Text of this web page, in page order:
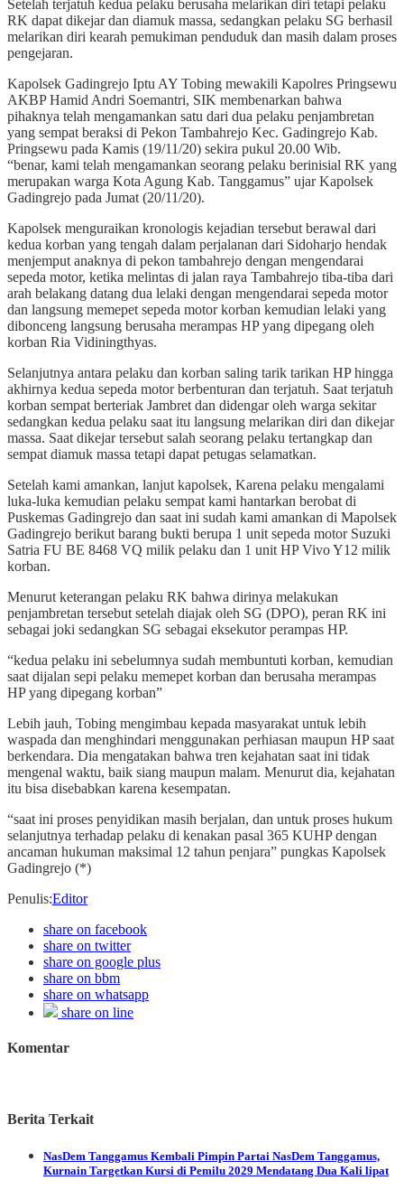
Setelah terjatuh kedua pelaku berusaha melarikan diri tetapi pelaku
RK dapat dikejar dan diamuk massa, sedangkan pelaku SG berhasil
melarikan diri kearah pemukiman penduduk dan masih dalam proses
pengejaran.
Kapolsek Gadingrejo Iptu AY Tobing mewakili Kapolres Pringsewu
AKBP Hamid Andri Soemantri, SIK membenarkan bahwa
pihaknya telah mengamankan satu dari dua pelaku penjambretan
yang sempat beraksi di Pekon Tambahrejo Kec. Gadingrejo Kab.
Pringsewu pada Kamis (19/11/20) sekira pukul 20.00 Wib.
“benar, kami telah mengamankan seorang pelaku berinisial RK yang
merupakan warga Kota Agung Kab. Tanggamus” ujar Kapolsek
Gadingrejo pada Jumat (20/11/20).
Kapolsek menguraikan kronologis kejadian tersebut berawal dari
kedua korban yang tengah dalam perjalanan dari Sidoharjo hendak
menjemput anaknya di pekon tambahrejo dengan mengendarai
sepeda motor, ketika melintas di jalan raya Tambahrejo tiba-tiba dari
arah belakang datang dua lelaki dengan mengendarai sepeda motor
dan langsung memepet sepeda motor korban kemudian lelaki yang
dibonceng langsung berusaha merampas HP yang dipegang oleh
korban Ria Vidiningthyas.
Selanjutnya antara pelaku dan korban saling tarik tarikan HP hingga
akhirnya kedua sepeda motor berbenturan dan terjatuh. Saat terjatuh
korban sempat berteriak Jambret dan didengar oleh warga sekitar
sedangkan kedua pelaku saat itu langsung melarikan diri dan dikejar
massa. Saat dikejar tersebut salah seorang pelaku tertangkap dan
sempat diamuk massa tetapi dapat petugas selamatkan.
Setelah kami amankan, lanjut kapolsek, Karena pelaku mengalami
luka-luka kemudian pelaku sempat kami hantarkan berobat di
Puskemas Gadingrejo dan saat ini sudah kami amankan di Mapolsek
Gadingrejo berikut barang bukti berupa 1 unit sepeda motor Suzuki
Satria FU BE 8468 VQ milik pelaku dan 1 unit HP Vivo Y12 milik
korban.
Menurut keterangan pelaku RK bahwa dirinya melakukan
penjambretan tersebut setelah diajak oleh SG (DPO), peran RK ini
sebagai joki sedangkan SG sebagai eksekutor perampas HP.
“kedua pelaku ini sebelumnya sudah membuntuti korban, kemudian
saat dijalan sepi pelaku memepet korban dan berusaha merampas
HP yang dipegang korban”
Lebih jauh, Tobing mengimbau kepada masyarakat untuk lebih
waspada dan menghindari menggunakan perhiasan maupun HP saat
berkendara. Dia mengatakan bahwa tren kejahatan saat ini tidak
mengenal waktu, baik siang maupun malam. Menurut dia, kejahatan
itu bisa disebabkan karena kesempatan.
“saat ini proses penyidikan masih berjalan, dan untuk proses hukum
selanjutnya terhadap pelaku di kenakan pasal 365 KUHP dengan
ancaman hukuman maksimal 12 tahun penjara” pungkas Kapolsek
Gadingrejo (*)
Penulis:Editor
share on facebook
share on twitter
share on google plus
share on bbm
share on whatsapp
share on line
Komentar
Berita Terkait
NasDem Tanggamus Kembali Pimpin Partai NasDem Tanggamus,
Kurnain Targetkan Kursi di Pemilu 2029 Mendatang Dua Kali lipat